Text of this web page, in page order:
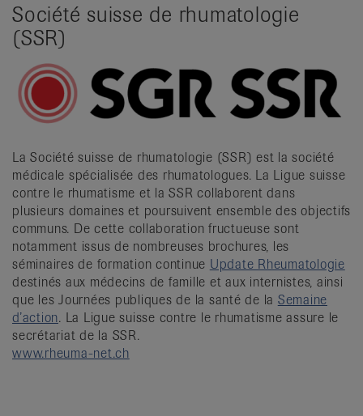
Société suisse de rhumatologie
(SSR)
La Société suisse de rhumatologie (SSR) est la société
médicale spécialisée des rhumatologues. La Ligue suisse
contre le rhumatisme et la SSR collaborent dans
plusieurs domaines et poursuivent ensemble des objectifs
communs. De cette collaboration fructueuse sont
notamment issus de nombreuses brochures, les
séminaires de formation continue Update Rheumatologie
destinés aux médecins de famille et aux internistes, ainsi
que les Journées publiques de la santé de la Semaine
d’action. La Ligue suisse contre le rhumatisme assure le
secrétariat de la SSR.
www.rheuma-net.ch